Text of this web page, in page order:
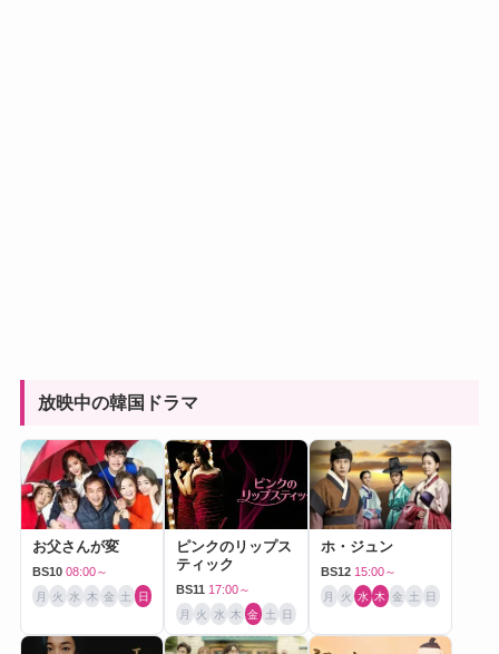
放映中の韓国ドラマ
お父さんが変
BS10 08:00～
月 火 水 木 金 土 日
ピンクのリップス
ティック
BS11 17:00～
月 火 水 木 金 土 日
ホ・ジュン
BS12 15:00～
月 火 水 木 金 土 日